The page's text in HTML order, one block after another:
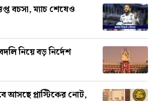
বচসা, ম্যাচ শেষেও
নিয়ে বড় নির্দেশ
আসছে প্লাস্টিকের নোট,